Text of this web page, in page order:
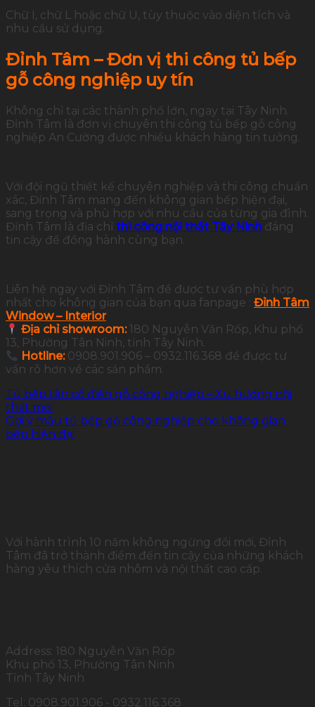
Chữ I, chữ L hoặc chữ U, tùy thuộc vào diện tích và
nhu cầu sử dụng.
Đỉnh Tâm – Đơn vị thi công tủ bếp
gỗ công nghiệp uy tín
Không chỉ tại các thành phố lớn, ngay tại Tây Ninh.
Đỉnh Tâm là đơn vị chuyên thi công tủ bếp gỗ công
nghiệp An Cường được nhiều khách hàng tin tưởng.
Với đội ngũ thiết kế chuyên nghiệp và thi công chuẩn
xác, Đỉnh Tâm mang đến không gian bếp hiện đại,
sang trọng và phù hợp với nhu cầu của từng gia đình.
Đỉnh Tâm là địa chỉ thi công nội thất Tây Ninh đáng
tin cậy để đồng hành cùng bạn.
Liên hệ ngay với Đỉnh Tâm để được tư vấn phù hợp
nhất cho không gian của bạn qua fanpage : Đỉnh Tâm
Window – Interior
Địa chỉ showroom:180 Nguyễn Văn Rốp, Khu phố
13, Phường Tân Ninh, tỉnh Tây Ninh.
Hotline: 0908.901.906 – 0932.116.368 để được tư
vấn rõ hơn về các sản phẩm.
Tủ bếp tân cổ điển gỗ công nghiệp – Xu hướng nội
thất mới
Gợi ý mẫu tủ bếp gỗ công nghiệp cho không gian
bếp hiện đại
Với hành trình 10 năm không ngừng đổi mới, Đỉnh
Tâm đã trở thành điểm đến tin cậy của những khách
hàng yêu thích cửa nhôm và nội thất cao cấp.
Address: 180 Nguyễn Văn Rốp
Khu phố 13, Phường Tân Ninh
Tỉnh Tây Ninh
Tel: 0908.901.906 - 0932.116.368